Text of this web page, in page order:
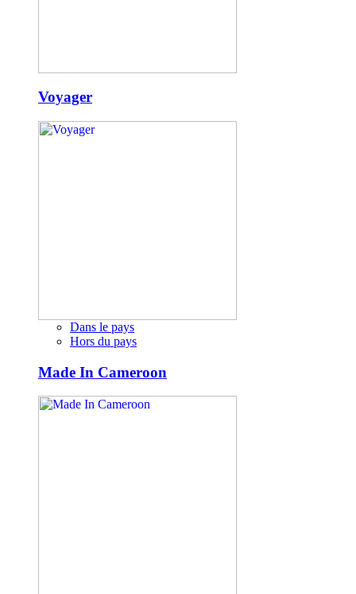
Voyager
Dans le pays
Hors du pays
Made In Cameroon